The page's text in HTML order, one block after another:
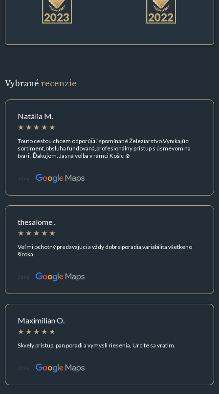
Vybrané recenzie
Natália M.
Touto cestou chcem odporúčiť spomínané Železiarstvo.Vynikajúci
sortiment,obsluha fundovaná,profesionálny pristup s úsmevom na
tvári . Ďakujem. Jasná volba v rámci Košíc ☺️
Zdroj:
thesalome .
Veľmi ochotný predavajuci a vždy dobre poradia,variabilita všetkeho
šíroka.
Zdroj:
Maximilian O.
Skvely pristup, pan poradi a vymysli riesenia. Urcite sa vratim.
Zdroj: